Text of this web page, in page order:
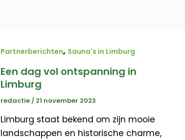
Partnerberichten, Sauna's in Limburg
Een dag vol ontspanning in
Limburg
redactie/ 21 november 2023
Limburg staat bekend om zijn mooie
landschappen en historische charme,